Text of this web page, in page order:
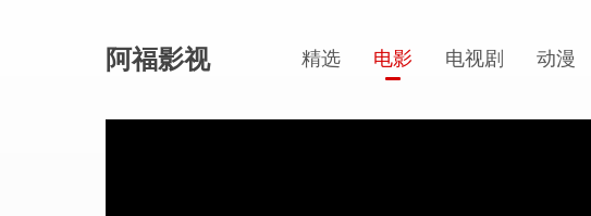
阿福影视 精选 电影 电视剧 动漫